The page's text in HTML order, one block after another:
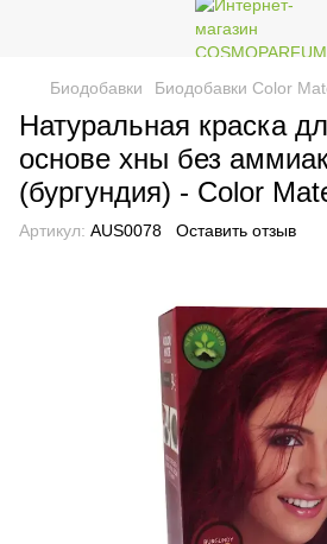
Биодобавки Биодобавки Color
Натуральная краска
основе хны без
(бургундия) - Color
Артикул: AUS0078 Оставить отзыв